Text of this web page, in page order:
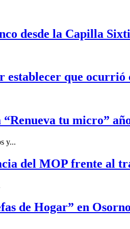
desde la Capilla
establecer que ocurrió
tu micro”
y...
del MOP frente al
de Hogar” en